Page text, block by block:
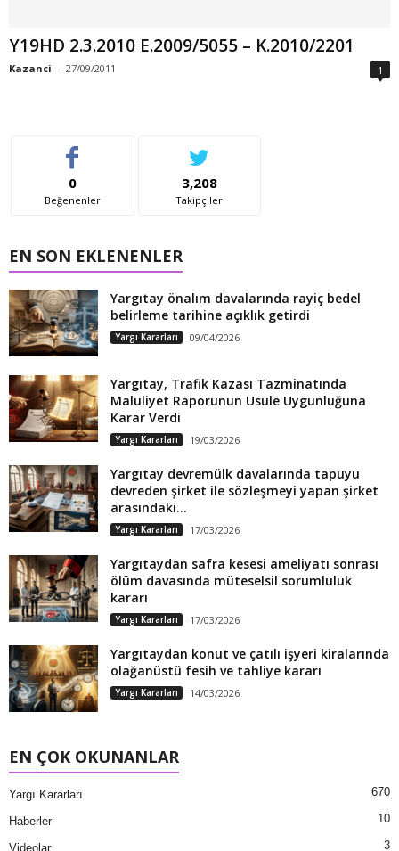
Y19HD 2.3.2010 E.2009/5055 – K.2010/2201
Kazanci - 27/09/2011 1
0
Beğenenler
3,208
Takipçiler
EN SON EKLENENLER
Yargıtay önalım davalarında rayiç bedel
belirleme tarihine açıklık getirdi
Yargı Kararları 09/04/2026
Yargıtay, Trafik Kazası Tazminatında
Maluliyet Raporunun Usule Uygunluğuna
Karar Verdi
Yargı Kararları 19/03/2026
Yargıtay devremülk davalarında tapuyu
devreden şirket ile sözleşmeyi yapan şirket
arasındaki...
Yargı Kararları 17/03/2026
Yargıtaydan safra kesesi ameliyatı sonrası
ölüm davasında müteselsil sorumluluk
kararı
Yargı Kararları 17/03/2026
Yargıtaydan konut ve çatılı işyeri kiralarında
olağanüstü fesih ve tahliye kararı
Yargı Kararları 14/03/2026
EN ÇOK OKUNANLAR
Yargı Kararları 670
Haberler 10
Videolar 3